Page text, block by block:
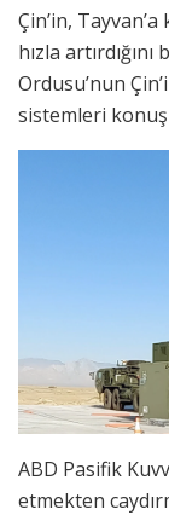
Çin’in,
hızla
Ordusu’nun
sistemleri
ABD Pasifik
etmekten